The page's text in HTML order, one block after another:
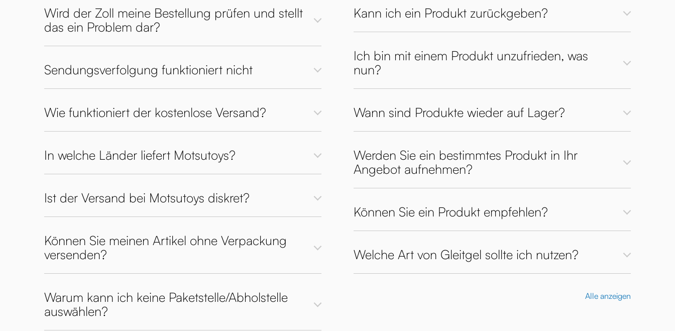
Wird der Zoll meine Bestellung prüfen und stellt
das ein Problem dar?
Sendungsverfolgung funktioniert nicht
Wie funktioniert der kostenlose Versand?
In welche Länder liefert Motsutoys?
Ist der Versand bei Motsutoys diskret?
Können Sie meinen Artikel ohne Verpackung
versenden?
Warum kann ich keine Paketstelle/Abholstelle
auswählen?
Kann ich ein Produkt zurückgeben?
Ich bin mit einem Produkt unzufrieden, was
nun?
Wann sind Produkte wieder auf Lager?
Werden Sie ein bestimmtes Produkt in Ihr
Angebot aufnehmen?
Können Sie ein Produkt empfehlen?
Welche Art von Gleitgel sollte ich nutzen?
Alle anzeigen